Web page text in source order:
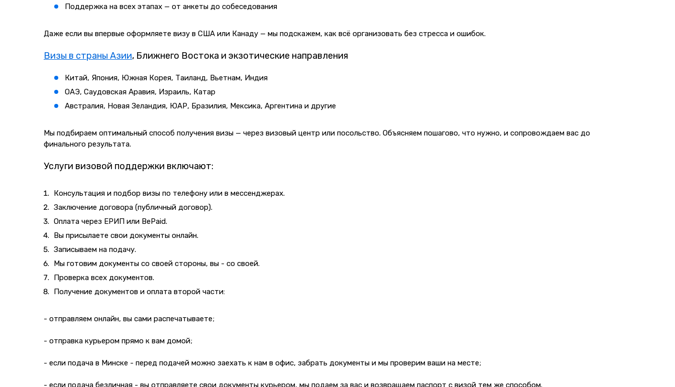
Поддержка на всех этапах — от анкеты до собеседования
Даже если вы впервые оформляете визу в США или Канаду — мы подскажем, как всё организовать без стресса и ошибок.
Визы в страны Азии, Ближнего Востока и экзотические направления
Китай, Япония, Южная Корея, Таиланд, Вьетнам, Индия
ОАЭ, Саудовская Аравия, Израиль, Катар
Австралия, Новая Зеландия, ЮАР, Бразилия, Мексика, Аргентина и другие
Мы подбираем оптимальный способ получения визы — через визовый центр или посольство. Объясняем пошагово, что нужно, и сопровождаем вас до
финального результата.
Услуги визовой поддержки включают:
Консультация и подбор визы по телефону или в мессенджерах.
Заключение договора (публичный договор).
Оплата через ЕРИП или BePaid.
Вы присылаете свои документы онлайн.
Записываем на подачу.
Мы готовим документы со своей стороны, вы - со своей.
Проверка всех документов.
Получение документов и оплата второй части:
- отправляем онлайн, вы сами распечатываете;
- отправка курьером прямо к вам домой;
- если подача в Минске - перед подачей можно заехать к нам в офис, забрать документы и мы проверим ваши на месте;
- если подача безличная - вы отправляете свои документы курьером, мы подаем за вас и возвращаем паспорт с визой тем же способом.